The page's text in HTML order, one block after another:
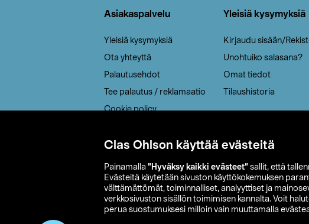
Clas Ohlson käyttää evästeitä
Painamalla ”Hyväksy kaikki evästeet” sallit, että
Evästeitä käytetään sivuston käyttökokemuksen
välttämättömät, toiminnalliset, analyyttiset ja
verkkosivuston sisällön toimimisen kannalta. Voit
perua suostumuksesi milloin vain muuttamalla
Asiakaspalvelu
Yleisiä kysymyksiä
Ota yhteyttä
Palautusehdot
Tee palautus / reklamaatio
Cookie policy
Saavutettavuus
Yleisiä kysymyksiä
Kirjaudu sisään/
Unohtuiko salasana?
Omat tiedot
Tilaushistoria